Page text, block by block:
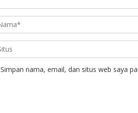
Simpan nama, email, dan situs web saya